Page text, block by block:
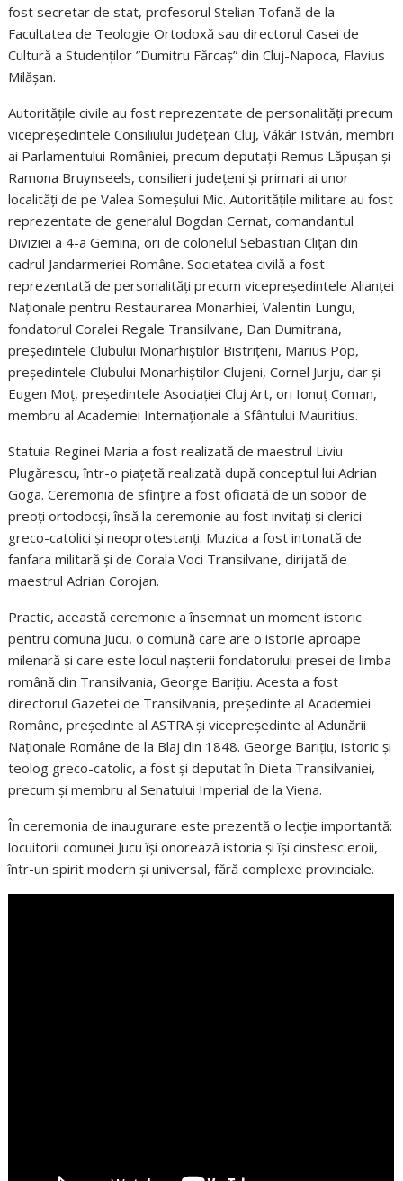
fost secretar de stat, profesorul Stelian Tofană de la
Facultatea de Teologie Ortodoxă sau directorul Casei de
Cultură a Studenților ”Dumitru Fărcaș” din Cluj-Napoca, Flavius
Milășan.
Autoritățile civile au fost reprezentate de personalități precum
vicepreședintele Consiliului Județean Cluj, Vákár István, membri
ai Parlamentului României, precum deputații Remus Lăpușan și
Ramona Bruynseels, consilieri județeni și primari ai unor
localități de pe Valea Someșului Mic. Autoritățile militare au fost
reprezentate de generalul Bogdan Cernat, comandantul
Diviziei a 4-a Gemina, ori de colonelul Sebastian Clițan din
cadrul Jandarmeriei Române. Societatea civilă a fost
reprezentată de personalități precum vicepreședintele Alianței
Naționale pentru Restaurarea Monarhiei, Valentin Lungu,
fondatorul Coralei Regale Transilvane, Dan Dumitrana,
președintele Clubului Monarhiștilor Bistrițeni, Marius Pop,
președintele Clubului Monarhiștilor Clujeni, Cornel Jurju, dar și
Eugen Moț, președintele Asociației Cluj Art, ori Ionuț Coman,
membru al Academiei Internaționale a Sfântului Mauritius.
Statuia Reginei Maria a fost realizată de maestrul Liviu
Plugărescu, într-o piațetă realizată după conceptul lui Adrian
Goga. Ceremonia de sfințire a fost oficiată de un sobor de
preoți ortodocși, însă la ceremonie au fost invitați și clerici
greco-catolici și neoprotestanți. Muzica a fost intonată de
fanfara militară și de Corala Voci Transilvane, dirijată de
maestrul Adrian Corojan.
Practic, această ceremonie a însemnat un moment istoric
pentru comuna Jucu, o comună care are o istorie aproape
milenară și care este locul nașterii fondatorului presei de limba
română din Transilvania, George Barițiu. Acesta a fost
directorul Gazetei de Transilvania, președinte al Academiei
Române, președinte al ASTRA și vicepreședinte al Adunării
Naționale Române de la Blaj din 1848. George Barițiu, istoric și
teolog greco-catolic, a fost și deputat în Dieta Transilvaniei,
precum și membru al Senatului Imperial de la Viena.
În ceremonia de inaugurare este prezentă o lecție importantă:
locuitorii comunei Jucu își onorează istoria și își cinstesc eroii,
într-un spirit modern și universal, fără complexe provinciale.